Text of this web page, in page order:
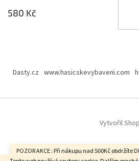
POZOR AKCE : Při nákupu nad 500Kč obdržíte
580 Kč
Dasty.cz www.hasicskevybaveni.com
Vytvořil
Copyright 2026DASTYSPORT.